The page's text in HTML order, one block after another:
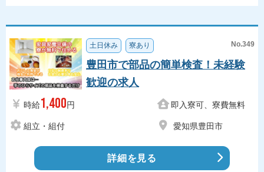
土日休み 寮あり No.349
豊田市で部品の簡単検査！未経験
歓迎の求人
時給1,400円 即入寮可、寮費無料
組立・組付 愛知県豊田市
詳細を見る